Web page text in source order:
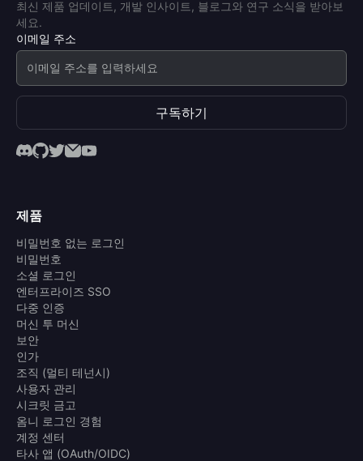
최신 제품 업데이트, 개발 인사이트, 블로그와 연구 소식을 받아보
세요.
이메일 주소
구독하기
제품
비밀번호 없는 로그인
비밀번호
소셜 로그인
엔터프라이즈 SSO
다중 인증
머신 투 머신
보안
인가
조직 (멀티 테넌시)
사용자 관리
시크릿 금고
옴니 로그인 경험
계정 센터
타사 앱 (OAuth/OIDC)